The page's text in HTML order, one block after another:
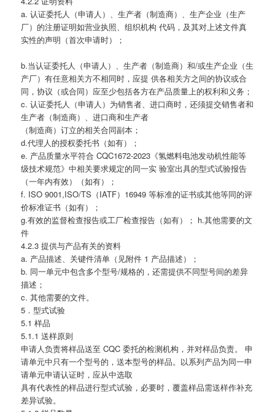
a. 认证委托人（申请人）、生产者（制造商）、生产企业（生产
厂）的注册证明如营业执照、组织机构 代码，及其对上述文件真
实性的声明（首次申请时）；
b.当认证委托人（申请人）、生产者（制造商）和/或生产企业（生
产厂）有任意相关方不相同时，应提 供各相关方之间的协议或合
同，协议（或合同）应至少包括各方在产品质量上的权利和义务；
c. 认证委托人（申请人）为销售者、进口商时，还须提交销售者和
生产者（制造商）、进口商和生产者
（制造商）订立的相关合同副本；
d.代理人的授权委托书（如有）；
e. 产品质量水平符合 CQC1672-2023《氢燃料电池发动机性能等
级技术规范》中相关要求规定的同一实 验室出具的型式试验报告
（一年内有效）（如有）；
f. ISO 9001,ISO/TS（IATF）16949 等标准的证书或其他等同的评
价标准证书（如有）；
g.有效的监督检查报告或工厂检查报告（如有）； h.其他需要的文
件
4.2.3 提供与产品有关的资料
a. 产品描述、关键件清单（见附件 1 产品描述）；
b. 同一单元中包含多个型号/规格的，还需提供不同型号间的差异
描述；
c. 其他需要的文件。
5．型式试验
5.1 样品
5.1.1 送样原则
申请人负责将样品送至 CQC 委托的检测机构，并对样品负责。 申
请单元中只有一个型号的，送本型号的样品。以系列产品为同一申
请单元申请认证时，应从中选取
具有代表性的样品进行型式试验，必要时，覆盖样品需送样作补充
差异试验。